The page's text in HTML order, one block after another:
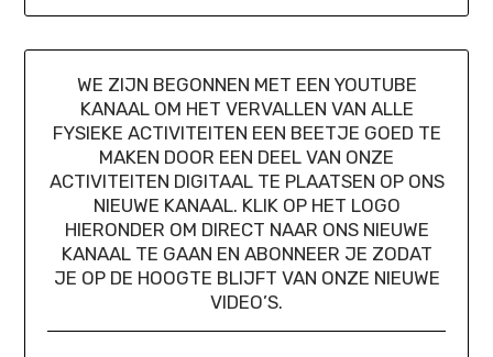
WE ZIJN BEGONNEN MET EEN YOUTUBE
KANAAL OM HET VERVALLEN VAN ALLE
FYSIEKE ACTIVITEITEN EEN BEETJE GOED TE
MAKEN DOOR EEN DEEL VAN ONZE
ACTIVITEITEN DIGITAAL TE PLAATSEN OP ONS
NIEUWE KANAAL. KLIK OP HET LOGO
HIERONDER OM DIRECT NAAR ONS NIEUWE
KANAAL TE GAAN EN ABONNEER JE ZODAT
JE OP DE HOOGTE BLIJFT VAN ONZE NIEUWE
VIDEO’S.